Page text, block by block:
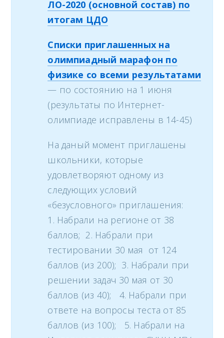
ЛО-2020 (основной состав) по
итогам ЦДО
Списки приглашенных на
олимпиадный марафон по
физике со всеми результатами
— по состоянию на 1 июня
(результаты по Интернет-
олимпиаде исправлены в 14-45)
На даный момент приглашены
школьники, которые
удовлетворяют одному из
следующих условий
«безусловного» приглашения:
1. Набрали на регионе от 38
баллов; 2. Набрали при
тестировании 30 мая от 124
баллов (из 200); 3. Набрали при
решении задач 30 мая от 30
баллов (из 40); 4. Набрали при
ответе на вопросы теста от 85
баллов (из 100); 5. Набрали на